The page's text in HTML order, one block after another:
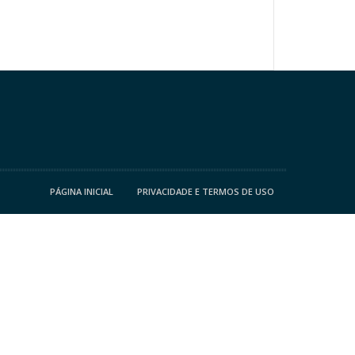
PÁGINA INICIAL PRIVACIDADE E TERMOS DE USO